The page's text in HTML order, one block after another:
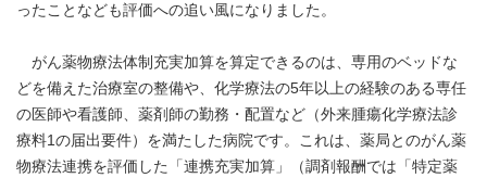
ったことなども評価への追い風になりました。
がん薬物療法体制充実加算を算定できるのは、専用のベッドな
どを備えた治療室の整備や、化学療法の5年以上の経験のある専任
の医師や看護師、薬剤師の勤務・配置など（外来腫瘍化学療法診
療料1の届出要件）を満たした病院です。これは、薬局とのがん薬
物療法連携を評価した「連携充実加算」（調剤報酬では「特定薬